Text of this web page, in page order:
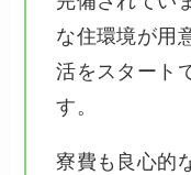
な住環境が用
活をスタート
す。
寮費も良心的